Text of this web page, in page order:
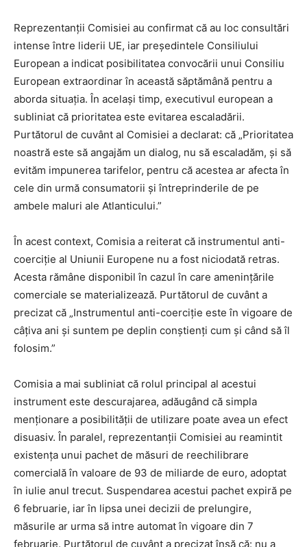
Reprezentanții Comisiei au confirmat că au loc consultări
intense între liderii UE, iar președintele Consiliului
European a indicat posibilitatea convocării unui Consiliu
European extraordinar în această săptămână pentru a
aborda situația. În același timp, executivul european a
subliniat că prioritatea este evitarea escaladării.
Purtătorul de cuvânt al Comisiei a declarat: că „Prioritatea
noastră este să angajăm un dialog, nu să escaladăm, și să
evităm impunerea tarifelor, pentru că acestea ar afecta în
cele din urmă consumatorii și întreprinderile de pe
ambele maluri ale Atlanticului.”
În acest context, Comisia a reiterat că instrumentul anti-
coerciție al Uniunii Europene nu a fost niciodată retras.
Acesta rămâne disponibil în cazul în care amenințările
comerciale se materializează. Purtătorul de cuvânt a
precizat că „Instrumentul anti-coerciție este în vigoare de
câțiva ani și suntem pe deplin conștienți cum și când să îl
folosim.”
Comisia a mai subliniat că rolul principal al acestui
instrument este descurajarea, adăugând că simpla
menționare a posibilității de utilizare poate avea un efect
disuasiv. În paralel, reprezentanții Comisiei au reamintit
existența unui pachet de măsuri de reechilibrare
comercială în valoare de 93 de miliarde de euro, adoptat
în iulie anul trecut. Suspendarea acestui pachet expiră pe
6 februarie, iar în lipsa unei decizii de prelungire,
măsurile ar urma să intre automat în vigoare din 7
februarie. Purtătorul de cuvânt a precizat însă că: nu a